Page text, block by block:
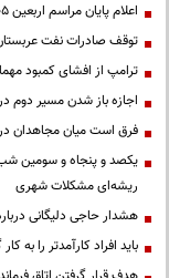
اعلام پایان مراسم اربعین ۱۴۰۵
توقف صادرات نفت
ترامپ از افشای کمبود
اجازه باز شدن مسیر دوم
فرق است میان مجاهدان
یکصد و پنجاه و سومین
ریشه‌ای مشکلات شهری
هشدار حاجی دلیگانی
باید افراد کارآمدتر را